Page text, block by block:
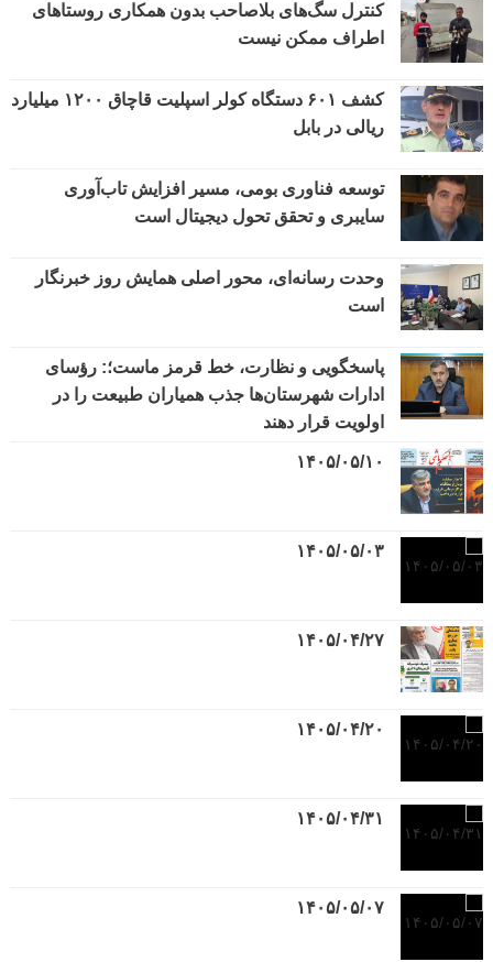
کنترل سگ‌های بلاصاحب بدون همکاری روستاهای
اطراف ممکن نیست
کشف ۶۰۱ دستگاه کولر اسپلیت قاچاق ۱۲۰۰ میلیارد
ریالی در بابل
توسعه فناوری بومی، مسیر افزایش تاب‌آوری
سایبری و تحقق تحول دیجیتال است
وحدت رسانه‌ای، محور اصلی همایش روز خبرنگار
است
پاسخگویی و نظارت، خط قرمز ماست؛: رؤسای
ادارات شهرستان‌ها جذب همیاران طبیعت را در
اولویت قرار دهند
۱۴۰۵/۰۵/۱۰
۱۴۰۵/۰۵/۰۳
۱۴۰۵/۰۴/۲۷
۱۴۰۵/۰۴/۲۰
۱۴۰۵/۰۴/۳۱
۱۴۰۵/۰۵/۰۷